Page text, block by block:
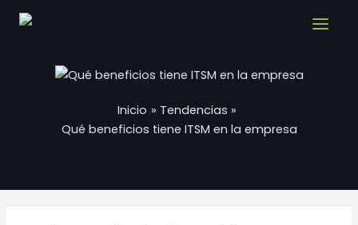
Inicio
Tendencias
Qué beneficios tiene ITSM en la empresa